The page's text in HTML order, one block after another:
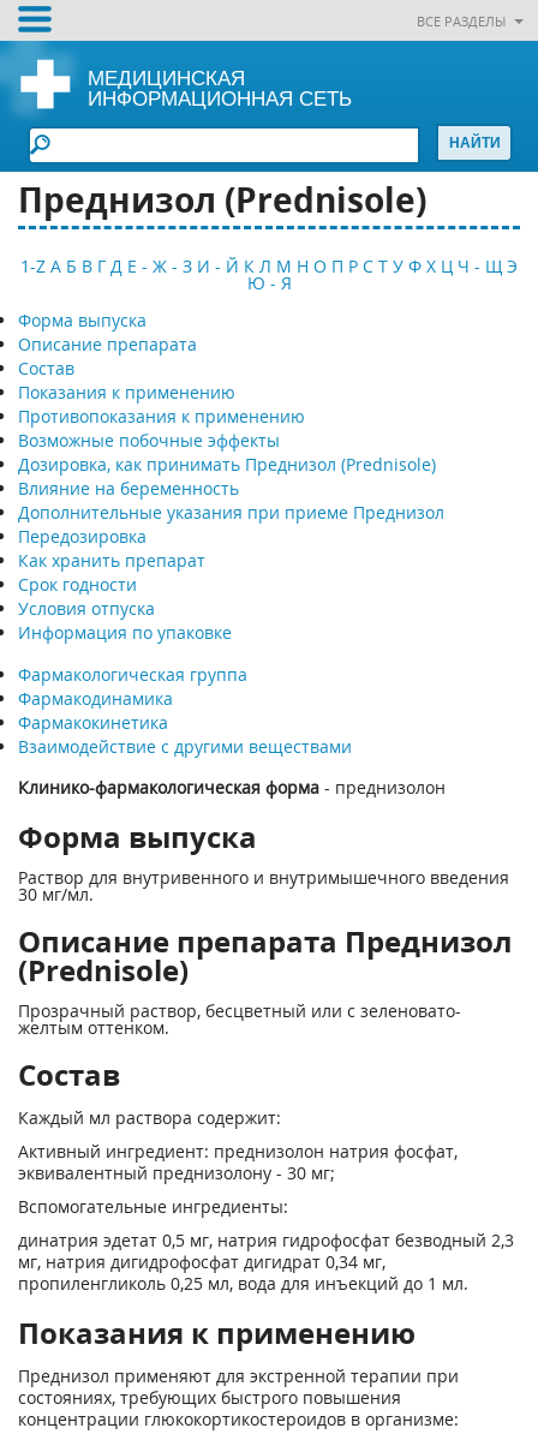
ВСЕ РАЗДЕЛЫ
МЕДИЦИНСКАЯ
ИНФОРМАЦИОННАЯ СЕТЬ
Преднизол (Prednisole)
1-Z А Б В Г Д Е - Ж - З И - Й К Л М Н О П Р С Т У Ф Х Ц Ч - Щ Э
Ю - Я
Форма выпуска
Описание препарата
Состав
Показания к применению
Противопоказания к применению
Возможные побочные эффекты
Дозировка, как принимать Преднизол (Prednisole)
Влияние на беременность
Дополнительные указания при приеме Преднизол
Передозировка
Как хранить препарат
Срок годности
Условия отпуска
Информация по упаковке
Фармакологическая группа
Фармакодинамика
Фармакокинетика
Взаимодействие с другими веществами
Клинико-фармакологическая форма - преднизолон
Форма выпуска
Раствор для внутривенного и внутримышечного введения
30 мг/мл.
Описание препарата Преднизол
(Prednisole)
Прозрачный раствор, бесцветный или с зеленовато-
желтым оттенком.
Состав
Каждый мл раствора содержит:
Активный ингредиент: преднизолон натрия фосфат,
эквивалентный преднизолону - 30 мг;
Вспомогательные ингредиенты:
динатрия эдетат 0,5 мг, натрия гидрофосфат безводный 2,3
мг, натрия дигидрофосфат дигидрат 0,34 мг,
пропиленгликоль 0,25 мл, вода для инъекций до 1 мл.
Показания к применению
Преднизол применяют для экстренной терапии при
состояниях, требующих быстрого повышения
концентрации глюкокортикостероидов в организме: